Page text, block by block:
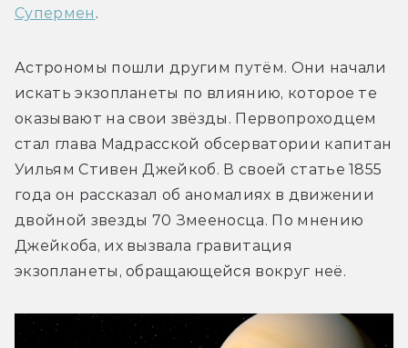
Супермен .
Астрономы пошли другим путём. Они начали
искать экзопланеты по влиянию, которое те
оказывают на свои звёзды. Первопроходцем
стал глава Мадрасской обсерватории капитан
Уильям Стивен Джейкоб. В своей статье 1855
года он рассказал об аномалиях в движении
двойной звезды 70 Змееносца. По мнению
Джейкоба, их вызвала гравитация
экзопланеты, обращающейся вокруг неё.